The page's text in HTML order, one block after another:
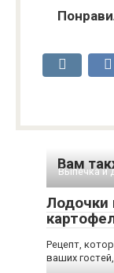
Вам
Выпечка и
Лодочки
Рецепт,
ваших